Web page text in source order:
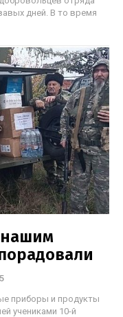
дней. В то время
нашим
приборы и продукты
учениками 10-й